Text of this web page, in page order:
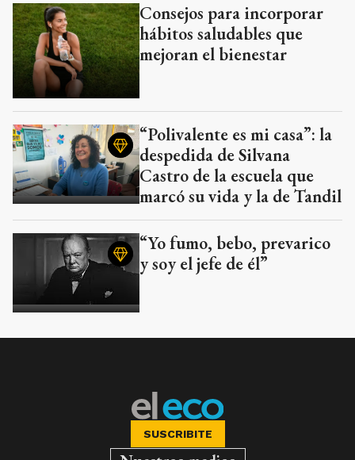
Consejos para incorporar
hábitos saludables que
mejoran el bienestar
“Polivalente es mi casa”: la
despedida de Silvana
Castro de la escuela que
marcó su vida y la de Tandil
“Yo fumo, bebo, prevarico
y soy el jefe de él”
SUSCRIBITE